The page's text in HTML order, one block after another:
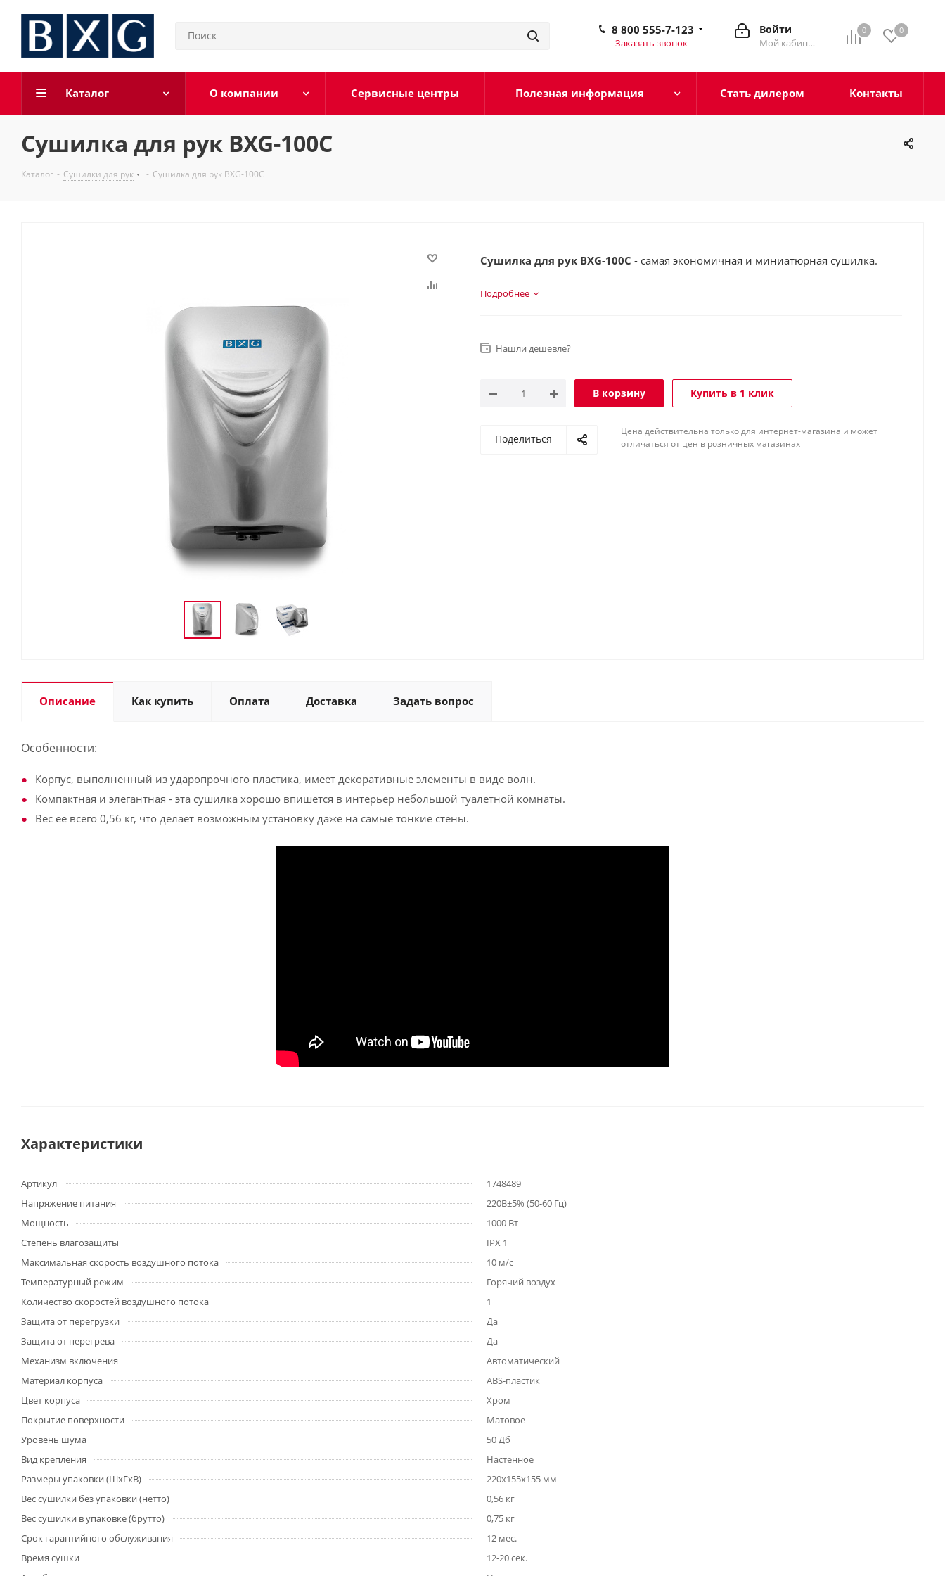
0 0
Войти
Мой кабинет
8 800 555-7-123
Заказать звонок
Каталог О компании Сервисные центры Полезная информация Стать дилером Контакты
Сушилка для рук BXG-100C
Каталог - Сушилки для рук - Сушилка для рук BXG-100C
Сушилка для рук BXG-100C - самая экономичная и миниатюрная сушилка.
Подробнее
Нашли дешевле?
В корзину Купить в 1 клик
Поделиться
Цена действительна только для интернет-магазина и может
отличаться от цен в розничных магазинах
Описание Как купить Оплата Доставка Задать вопрос
Особенности:
Корпус, выполненный из ударопрочного пластика, имеет декоративные элементы в виде волн.
Компактная и элегантная - эта сушилка хорошо впишется в интерьер небольшой туалетной комнаты.
Вес ее всего 0,56 кг, что делает возможным установку даже на самые тонкие стены.
Характеристики
Артикул
1748489
Напряжение питания
220В±5% (50-60 Гц)
Мощность
1000 Вт
Степень влагозащиты
IPX 1
Максимальная скорость воздушного потока
10 м/с
Температурный режим
Горячий воздух
Количество скоростей воздушного потока
1
Защита от перегрузки
Да
Защита от перегрева
Да
Механизм включения
Автоматический
Материал корпуса
ABS-пластик
Цвет корпуса
Хром
Покрытие поверхности
Матовое
Уровень шума
50 Дб
Вид крепления
Настенное
Размеры упаковки (ШхГхВ)
220x155x155 мм
Вес сушилки без упаковки (нетто)
0,56 кг
Вес сушилки в упаковке (брутто)
0,75 кг
Срок гарантийного обслуживания
12 мес.
Время сушки
12-20 сек.